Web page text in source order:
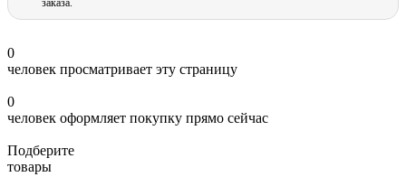
заказа.
0
человек просматривает эту страницу
0
человек оформляет покупку прямо сейчас
Подберите
товары